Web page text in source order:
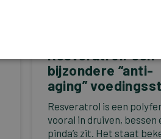
Resveratrol: een
bijzondere “anti-
aging”
Resveratrol is een
vooral in druiven, bessen
pinda’s zit. Het staat